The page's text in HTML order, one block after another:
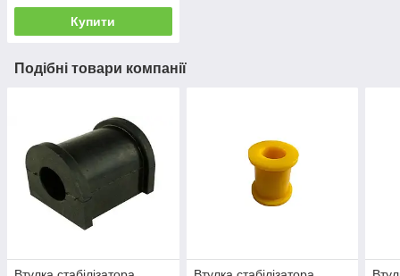
Купити
Подібні товари компанії